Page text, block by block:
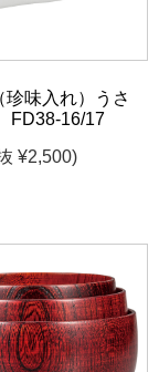
珍味入れ）うさ
FD38-16/17
¥2,500)